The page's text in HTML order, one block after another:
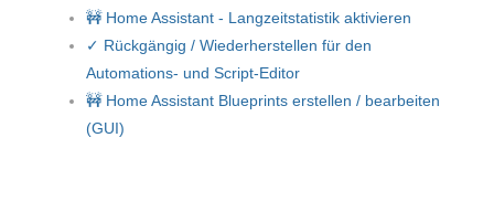
🚧 Home Assistant - Langzeitstatistik aktivieren
✓ Rückgängig / Wiederherstellen für den
Automations- und Script-Editor
🚧 Home Assistant Blueprints erstellen / bearbeiten
(GUI)